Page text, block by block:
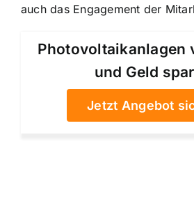
auch das Engagement der
Photovoltaikanlagen
und Geld
Jetzt Angebot